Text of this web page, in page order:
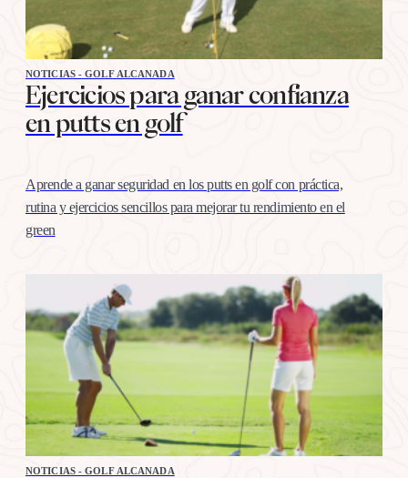
NOTICIAS - GOLF ALCANADA
Ejercicios para ganar confianza
en putts en golf
Aprende a ganar seguridad en los putts en golf con práctica,
rutina y ejercicios sencillos para mejorar tu rendimiento en el
green
NOTICIAS - GOLF ALCANADA